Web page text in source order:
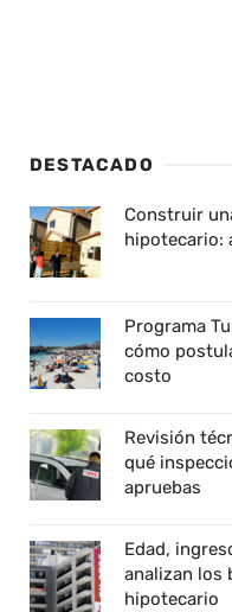
DESTACADO
Construir
hipotecario:
Programa
cómo
costo
Revisión
qué
apruebas
Edad,
analizan los
hipotecario